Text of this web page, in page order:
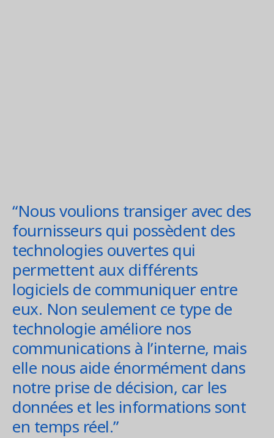
“Nous voulions transiger avec des
fournisseurs qui possèdent des
technologies ouvertes qui
permettent aux différents
logiciels de communiquer entre
eux. Non seulement ce type de
technologie améliore nos
communications à l’interne, mais
elle nous aide énormément dans
notre prise de décision, car les
données et les informations sont
en temps réel.”